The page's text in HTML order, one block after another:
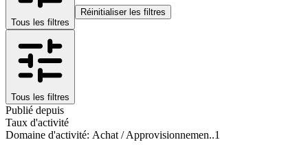
Tous les filtres
Réinitialiser les filtres
Tous les filtres
Publié depuis
Taux d'activité
Domaine d'activité: Achat / Approvisionnemen..1